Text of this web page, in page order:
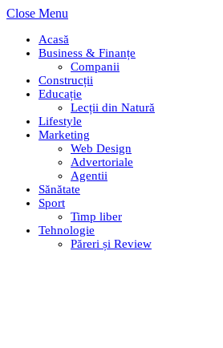
Close Menu
Acasă
Business & Finanțe
Companii
Construcții
Educație
Lecții din Natură
Lifestyle
Marketing
Web Design
Advertoriale
Agentii
Sănătate
Sport
Timp liber
Tehnologie
Păreri și Review